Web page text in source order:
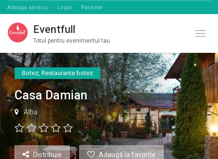
Adauga serviciu Login Pachete
Eventfull
Totul pentru evenimentul tau
Botez, Restaurante botez
Casa Damian
Alba
Distribuie Adaugă la favorite